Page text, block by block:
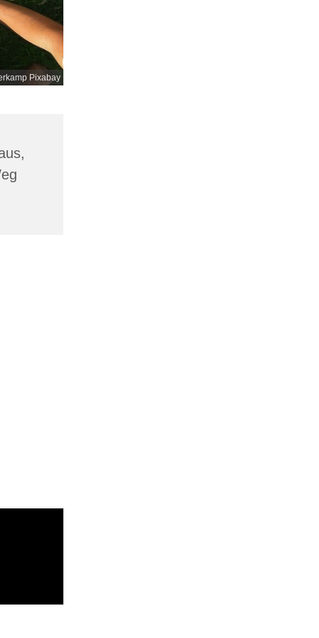
Pixabay